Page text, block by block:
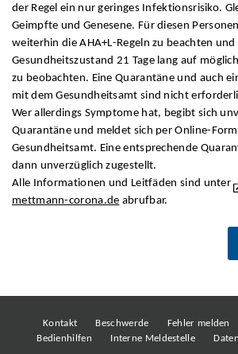
der Regel ein nur geringes Infektionsrisiko.
Geimpfte und Genesene. Für diesen
weiterhin die AHA+L-Regeln zu beachten und
Gesundheitszustand 21 Tage lang auf
zu beobachten. Eine Quarantäne und auch
mit dem Gesundheitsamt sind nicht
Wer allerdings Symptome hat, begibt sich
Quarantäne und meldet sich per Online-
Gesundheitsamt. Eine entsprechende
dann unverzüglich zugestellt.
Alle Informationen und Leitfäden sind unter
mettmann-corona.de abrufbar.
Kontakt Beschwerde Fehler melden
Bedienhilfen
Interne Meldestelle